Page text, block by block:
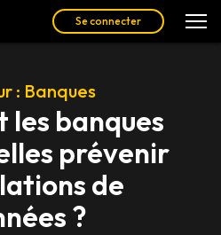
Se connecter
: Banques
les banques
prévenir
de
?